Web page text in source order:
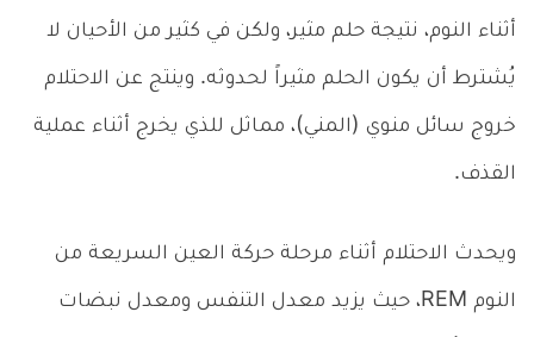
أثناء النوم، نتيجة حلم مثير، ولكن في كثير من الأحيان لا
يُشترط أن يكون الحلم مثيراً لحدوثه. وينتج عن الاحتلام
خروج سائل منوي (المني)، مماثل للذي يخرج أثناء عملية
القذف.
ويحدث الاحتلام أثناء مرحلة حركة العين السريعة من
النوم REM، حيث يزيد معدل التنفس ومعدل نبضات